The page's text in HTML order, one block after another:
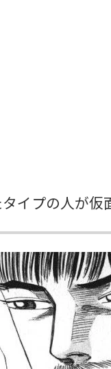
イプの人が仮